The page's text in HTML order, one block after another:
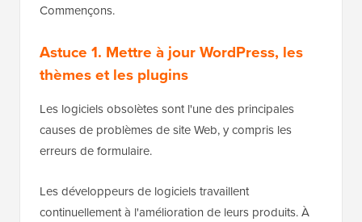
Commençons.
Astuce 1. Mettre à jour WordPress, les
thèmes et les plugins
Les logiciels obsolètes sont l'une des principales
causes de problèmes de site Web, y compris les
erreurs de formulaire.
Les développeurs de logiciels travaillent
continuellement à l'amélioration de leurs produits. À